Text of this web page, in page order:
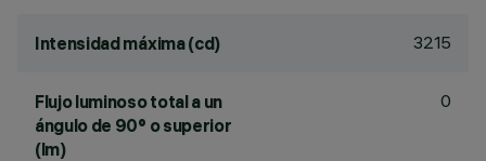
Intensidad máxima (cd) 3215
Flujo luminoso total a un
ángulo de 90° o superior
(lm)
0